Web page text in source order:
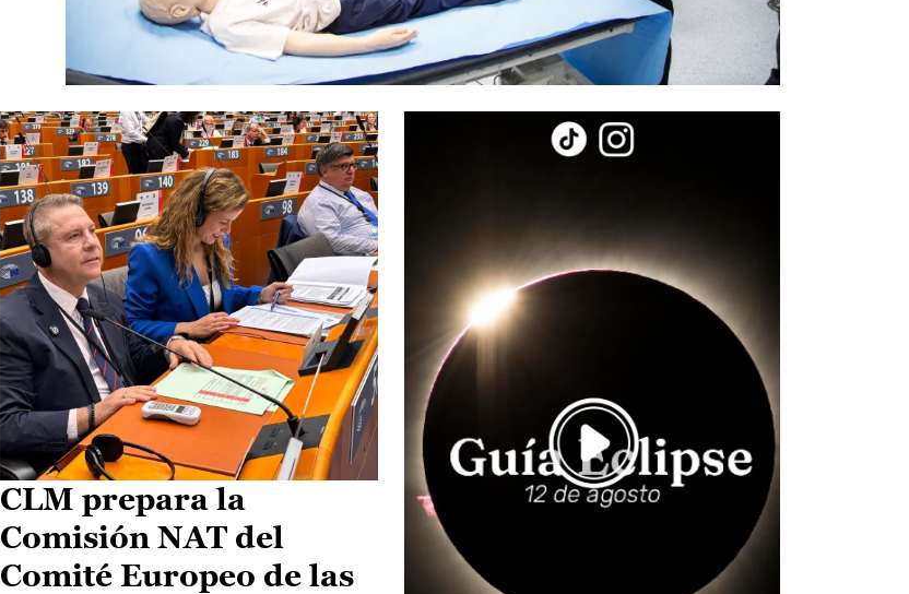
CLM prepara la
Comisión NAT del
Comité Europeo de las